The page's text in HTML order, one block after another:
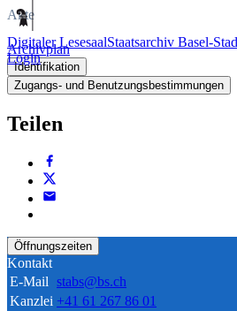
Digitaler LesesaalStaatsarchiv Basel-
Login
Akte
Archivplan
Identifikation
Zugangs- und Benutzungsbestimmungen
Teilen
Öffnungszeiten
Kontakt
E-Mail stabs@bs.ch
Kanzlei +41 61 267 86 01